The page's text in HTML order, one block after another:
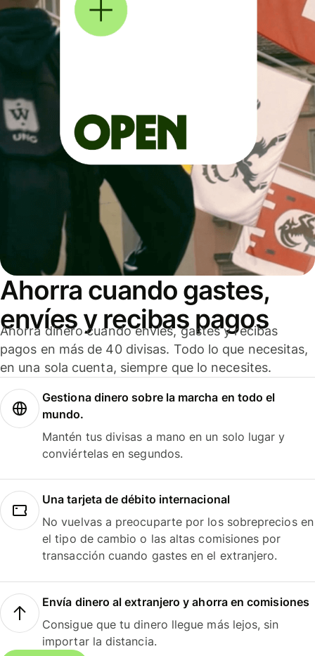
Ahorra cuando gastes,
envíes y recibas pagos
Ahorra dinero cuando envíes, gastes y recibas
pagos en más de 40 divisas. Todo lo que necesitas,
en una sola cuenta, siempre que lo necesites.
Gestiona dinero sobre la marcha en todo el
mundo.
Mantén tus divisas a mano en un solo lugar y
conviértelas en segundos.
Una tarjeta de débito internacional
No vuelvas a preocuparte por los sobreprecios en
el tipo de cambio o las altas comisiones por
transacción cuando gastes en el extranjero.
Envía dinero al extranjero y ahorra en comisiones
Consigue que tu dinero llegue más lejos, sin
importar la distancia.